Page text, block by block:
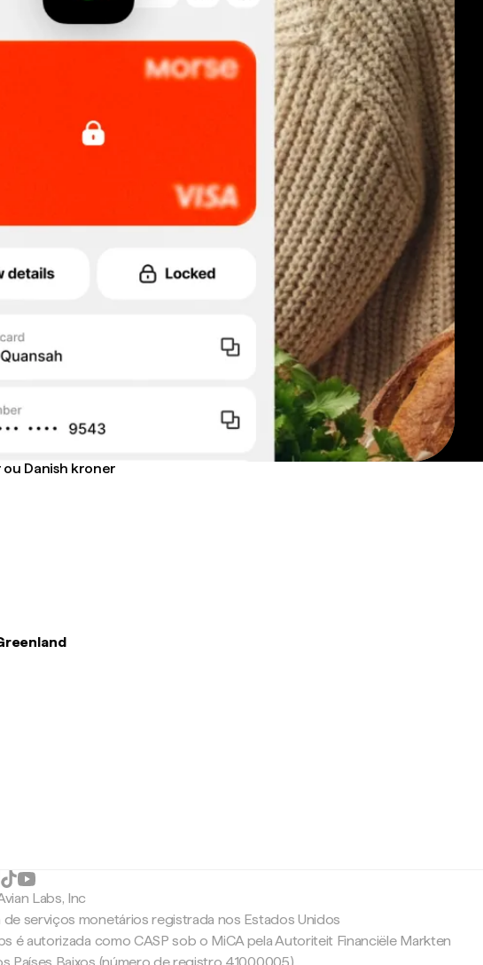
ou Danish kroner
Labs, Inc
de serviços monetários registrada nos Estados Unidos
é autorizada como CASP sob o MiCA pela Autoriteit Financiële Markten